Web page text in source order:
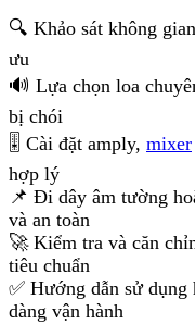
🔍 Khảo sát không
ưu
🔊 Lựa chọn loa
bị chói
🎚 Cài đặt amply, mixer
hợp lý
📌 Đi dây âm tường
và an toàn
🚀 Kiểm tra và căn
tiêu chuẩn
✅ Hướng dẫn sử dụng
dàng vận hành